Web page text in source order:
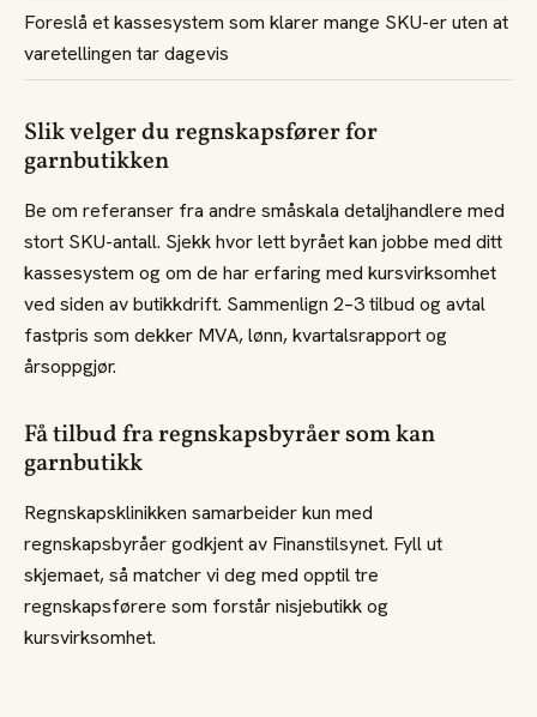
Foreslå et kassesystem som klarer mange SKU-er uten at
varetellingen tar dagevis
Slik velger du regnskapsfører for
garnbutikken
Be om referanser fra andre småskala detaljhandlere med
stort SKU-antall. Sjekk hvor lett byrået kan jobbe med ditt
kassesystem og om de har erfaring med kursvirksomhet
ved siden av butikkdrift. Sammenlign 2–3 tilbud og avtal
fastpris som dekker MVA, lønn, kvartalsrapport og
årsoppgjør.
Få tilbud fra regnskapsbyråer som kan
garnbutikk
Regnskapsklinikken samarbeider kun med
regnskapsbyråer godkjent av Finanstilsynet. Fyll ut
skjemaet, så matcher vi deg med opptil tre
regnskapsførere som forstår nisjebutikk og
kursvirksomhet.